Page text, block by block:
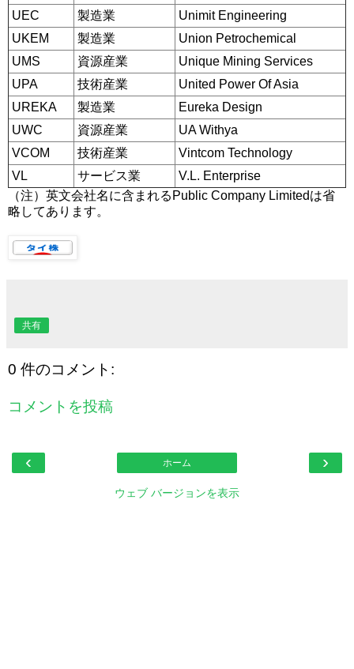
UEC
製造業
Unimit Engineering
UKEM
製造業
Union Petrochemical
UMS
資源産業
Unique Mining Services
UPA
技術産業
United Power Of Asia
UREKA
製造業
Eureka Design
UWC
資源産業
UA Withya
VCOM
技術産業
Vintcom Technology
VL
サービス業
V.L. Enterprise
（注）英文会社名に含まれるPublic Company Limitedは省
略してあります。
共有
0 件のコメント:
コメントを投稿
‹ ›
ホーム
ウェブ バージョンを表示